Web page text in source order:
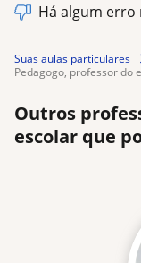
Há algum erro
Suas aulas particulares
pedagogo, professor
Outros
escolar que